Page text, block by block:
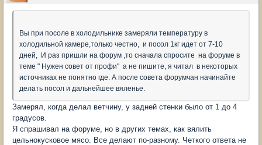
Вы при посоле в холодильнике замеряли температуру в
холодильной камере,только честно, и посол 1кг идет от 7-10
дней, И раз пришли на форум ,то сначала спросите на форуме в
теме " Нужен совет от профи" а не пишите, я читал в некоторых
источниках не понятно где. А после совета форумчан начинайте
делать посол и дальнейшее вяленье.
Замерял, когда делал ветчину, у задней стенки было от 1 до 4
градусов.
Я спрашивал на форуме, но в других темах, как вялить
цельнокусковое мясо. Все делают по-разному. Четкого ответа не